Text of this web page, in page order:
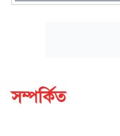
সম্পর্কিত